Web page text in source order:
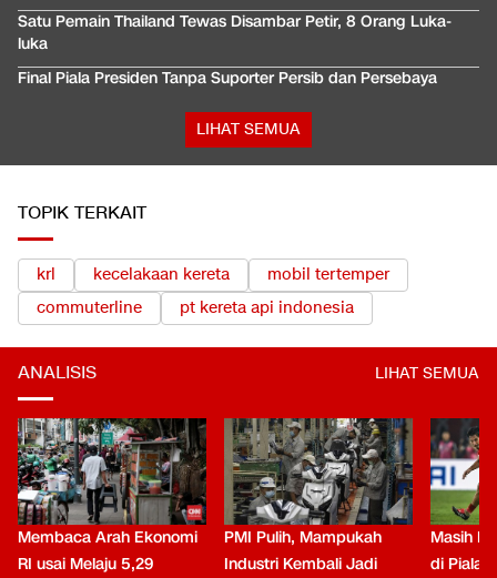
Satu Pemain Thailand Tewas Disambar Petir, 8 Orang Luka-
luka
Final Piala Presiden Tanpa Suporter Persib dan Persebaya
LIHAT SEMUA
TOPIK TERKAIT
krl kecelakaan kereta
mobil tertemper
commuterline
pt kereta api indonesia
ANALISIS LIHAT SEMUA
Membaca Arah Ekonomi
RI usai Melaju 5,29
PMI Pulih, Mampukah
Industri Kembali Jadi
Masih
di Piala